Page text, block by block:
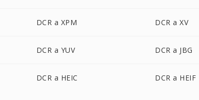
DCR a XPM DCR a XV
DCR a YUV DCR a JBG
DCR a HEIC DCR a HEIF